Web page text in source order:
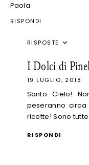
Paola
RISPONDI
RISPOSTE
I Dolci di
19 LUGLIO, 2018
Santo Cielo!
peseranno
ricette! Sono
RISPONDI